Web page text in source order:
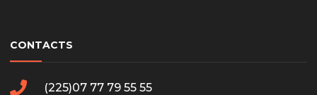
CONTACTS
(225)07 77 79 55 55